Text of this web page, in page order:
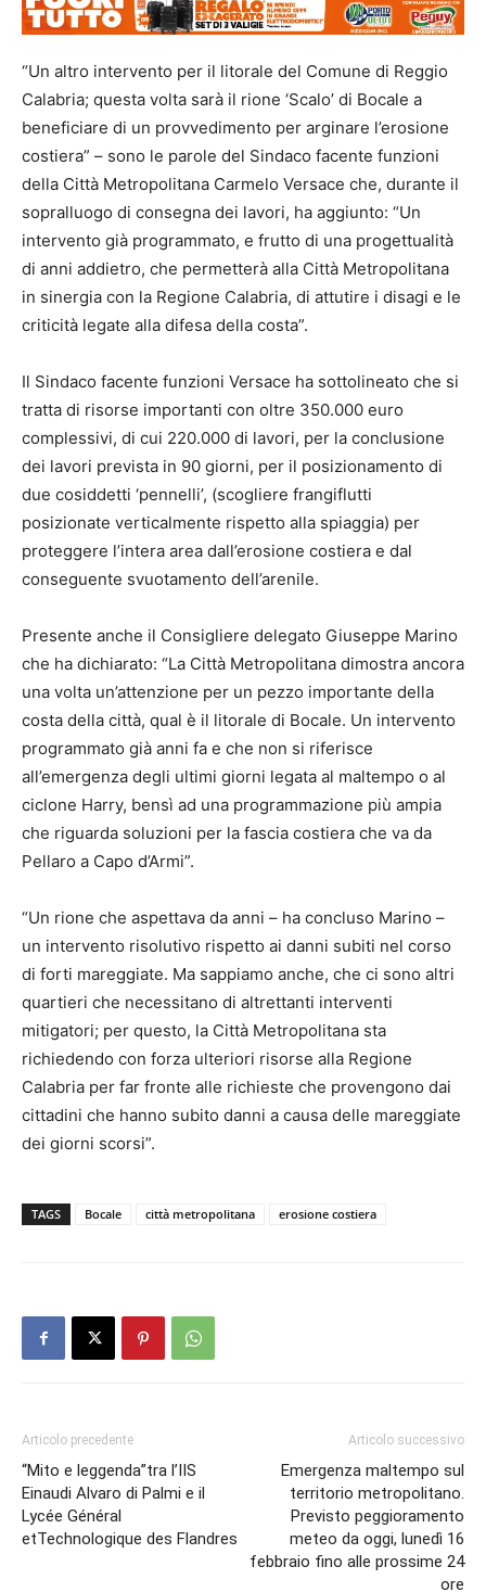
“Un altro intervento per il litorale del Comune di Reggio
Calabria; questa volta sarà il rione ‘Scalo’ di Bocale a
beneficiare di un provvedimento per arginare l’erosione
costiera” – sono le parole del Sindaco facente funzioni
della Città Metropolitana Carmelo Versace che, durante il
sopralluogo di consegna dei lavori, ha aggiunto: “Un
intervento già programmato, e frutto di una progettualità
di anni addietro, che permetterà alla Città Metropolitana
in sinergia con la Regione Calabria, di attutire i disagi e le
criticità legate alla difesa della costa”.
Il Sindaco facente funzioni Versace ha sottolineato che si
tratta di risorse importanti con oltre 350.000 euro
complessivi, di cui 220.000 di lavori, per la conclusione
dei lavori prevista in 90 giorni, per il posizionamento di
due cosiddetti ‘pennelli’, (scogliere frangiflutti
posizionate verticalmente rispetto alla spiaggia) per
proteggere l’intera area dall’erosione costiera e dal
conseguente svuotamento dell’arenile.
Presente anche il Consigliere delegato Giuseppe Marino
che ha dichiarato: “La Città Metropolitana dimostra ancora
una volta un’attenzione per un pezzo importante della
costa della città, qual è il litorale di Bocale. Un intervento
programmato già anni fa e che non si riferisce
all’emergenza degli ultimi giorni legata al maltempo o al
ciclone Harry, bensì ad una programmazione più ampia
che riguarda soluzioni per la fascia costiera che va da
Pellaro a Capo d’Armi”.
“Un rione che aspettava da anni – ha concluso Marino –
un intervento risolutivo rispetto ai danni subiti nel corso
di forti mareggiate. Ma sappiamo anche, che ci sono altri
quartieri che necessitano di altrettanti interventi
mitigatori; per questo, la Città Metropolitana sta
richiedendo con forza ulteriori risorse alla Regione
Calabria per far fronte alle richieste che provengono dai
cittadini che hanno subito danni a causa delle mareggiate
dei giorni scorsi”.
TAGS Bocale città metropolitana erosione costiera
Articolo precedente
“Mito e leggenda”tra l’IIS
Einaudi Alvaro di Palmi e il
Lycée Général
etTechnologique des Flandres
Articolo successivo
Emergenza maltempo sul
territorio metropolitano.
Previsto peggioramento
meteo da oggi, lunedì 16
febbraio fino alle prossime 24
ore